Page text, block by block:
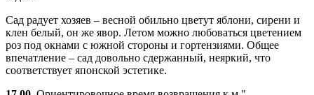
Сад радует хозяев – весной обильно цветут яблони, сирени и
клен белый, он же явор. Летом можно любоваться цветением
роз под окнами с южной стороны и гортензиями. Общее
впечатление – сад довольно сдержанный, неяркий, что
соответствует японской эстетике.